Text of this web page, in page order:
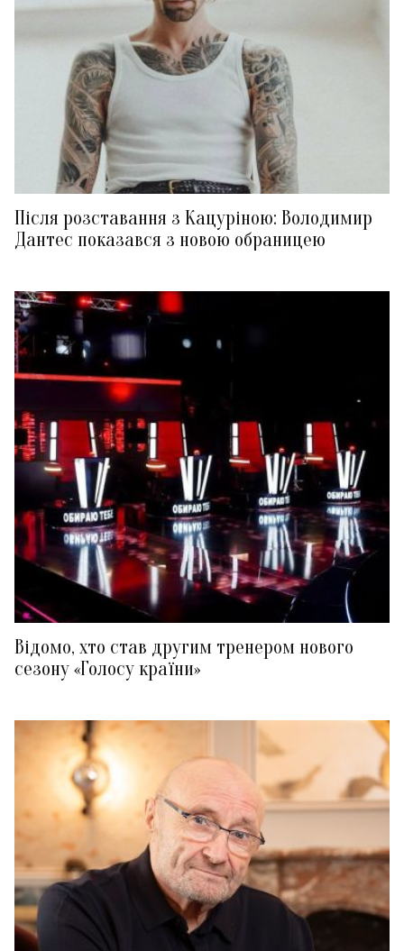
Після розставання з Кацуріною: Володимир
Дантес показався з новою обраницею
Відомо, хто став другим тренером нового
сезону «Голосу країни»